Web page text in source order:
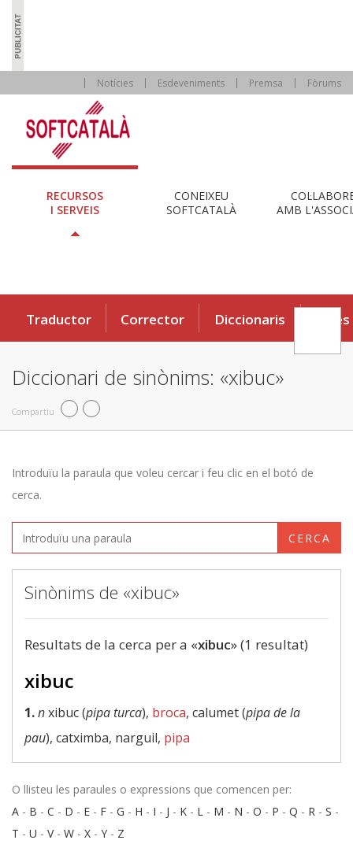
Notícies Esdeveniments Premsa Fòrums
RECURSOS
I SERVEIS
CONEIXEU
SOFTCATALÀ
AMB
Traductor Corrector Diccionaris Eines
Diccionari de sinònims: «xibuc»
Compartiu
Introduïu la paraula que voleu cercar i feu clic en el botó de
cerca.
CERCA
Sinònims de «xibuc»
Resultats de la cerca per a «xibuc» (1 resultat)
xibuc
1.nxibuc (pipa turca), broca, calumet (pipa de la
pau), catximba, narguil, pipa
O llisteu les paraules o expressions que comencen per:
A - B - C - D - E - F - G - H - I - J - K - L - M - N - O - P - Q - R - S -
T - U - V- W - X - Y - Z